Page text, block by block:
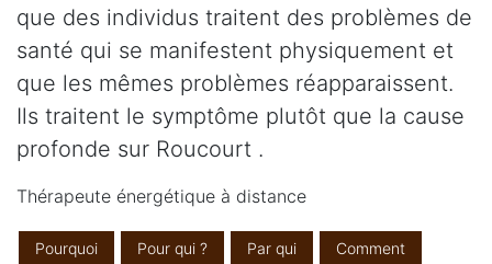
que des individus traitent des problèmes de
santé qui se manifestent physiquement et
que les mêmes problèmes réapparaissent.
Ils traitent le symptôme plutôt que la cause
profonde sur Roucourt .
Thérapeute énergétique à distance
Pourquoi Pour qui ? Par qui Comment